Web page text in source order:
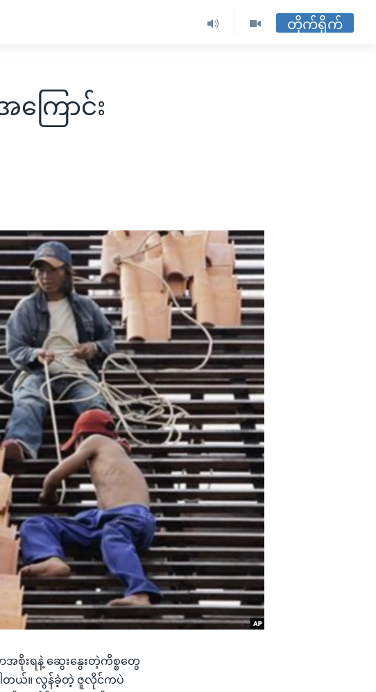
တိုက်ရိုက်
ကြောင်း
အစိုးရနဲ့ ဆွေးနွေးတဲ့ကိစ္စတွေ
ါတယ်။ လွန်ခဲ့တဲ့ ဇူလိုင်ကပဲ